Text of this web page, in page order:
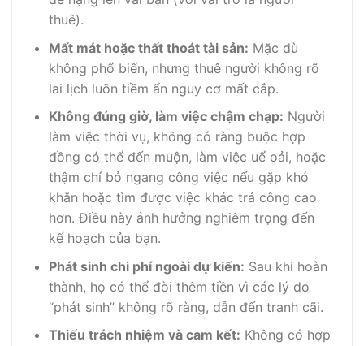
thuê).
Mất mát hoặc thất thoát tài sản: Mặc dù
không phổ biến, nhưng thuê người không rõ
lai lịch luôn tiềm ẩn nguy cơ mất cắp.
Không đúng giờ, làm việc chậm chạp: Người
làm việc thời vụ, không có ràng buộc hợp
đồng có thể đến muộn, làm việc uể oải, hoặc
thậm chí bỏ ngang công việc nếu gặp khó
khăn hoặc tìm được việc khác trả công cao
hơn. Điều này ảnh hưởng nghiêm trọng đến
kế hoạch của bạn.
Phát sinh chi phí ngoài dự kiến: Sau khi hoàn
thành, họ có thể đòi thêm tiền vì các lý do
“phát sinh” không rõ ràng, dẫn đến tranh cãi.
Thiếu trách nhiệm và cam kết: Không có hợp